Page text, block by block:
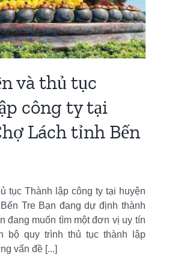
và thủ tục
công ty tại
Lách tỉnh Bến
tục Thành lập công ty tại huyện
Tre Bạn đang dự định thành
đang muốn tìm một đơn vị uy tín
bộ quy trình thủ tục thành lập
vấn đề [...]